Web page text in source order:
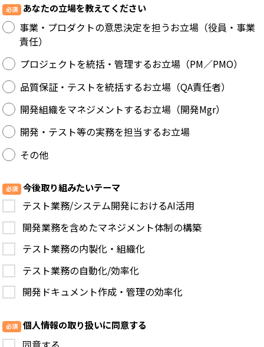
あなたの立場を教えてください
事業・プロダクトの意思決定を担うお立場（役員・事業
責任）
プロジェクトを統括・管理するお立場（PM／PMO）
品質保証・テストを統括するお立場（QA責任者）
開発組織をマネジメントするお立場（開発Mgr）
開発・テスト等の実務を担当するお立場
その他
今後取り組みたいテーマ
テスト業務/システム開発におけるAI活用
開発業務を含めたマネジメント体制の構築
テスト業務の内製化・組織化
テスト業務の自動化/効率化
開発ドキュメント作成・管理の効率化
個人情報の取り扱いに同意する